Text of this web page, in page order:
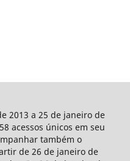
2013 a 25 de janeiro de
acessos únicos em seu
também o
de 26 de janeiro de